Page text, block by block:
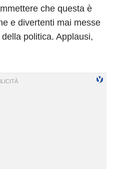
che questa è
e divertenti mai messe
politica. Applausi,